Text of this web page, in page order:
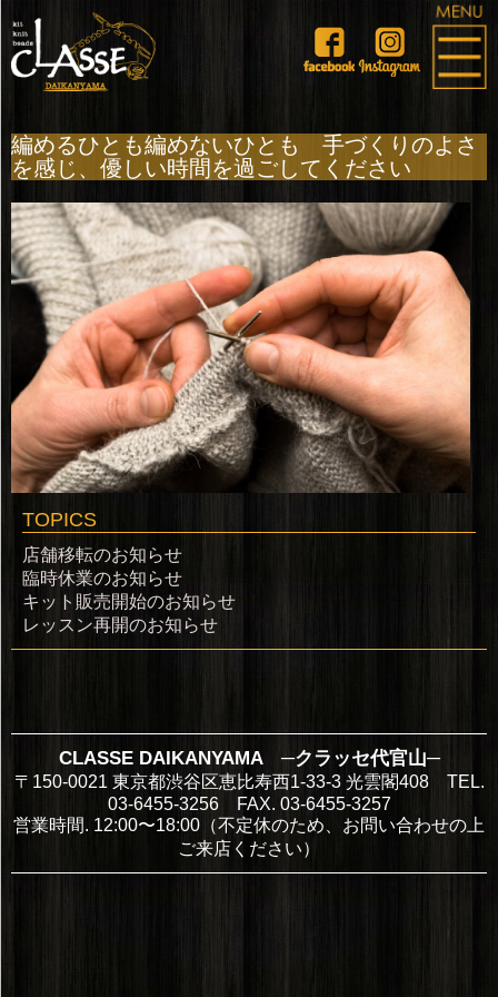
編めるひとも編めないひとも 手づくりのよさ
を感じ、優しい時間を過ごしてください
TOPICS
店舗移転のお知らせ
臨時休業のお知らせ
キット販売開始のお知らせ
レッスン再開のお知らせ
CLASSE DAIKANYAMA ─クラッセ代官山─
〒150-0021 東京都渋谷区恵比寿西1-33-3 光雲閣408 TEL.
03-6455-3256 FAX. 03-6455-3257
営業時間. 12:00〜18:00（不定休のため、お問い合わせの上
ご来店ください）